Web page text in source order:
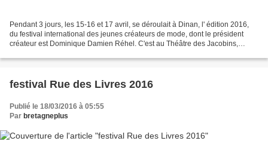
Pendant 3 jours, les 15-16 et 17 avril, se déroulait à Dinan, l' édition 2016,
du festival international des jeunes créateurs de mode, dont le président
créateur est Dominique Damien Réhel. C'est au Théâtre des Jacobins,
festival Rue des Livres 2016
Publié le 18/03/2016 à 05:55
Par bretagneplus